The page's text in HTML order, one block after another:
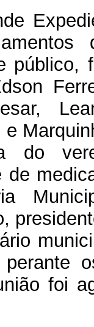
público,
e
do
de
perante
foi